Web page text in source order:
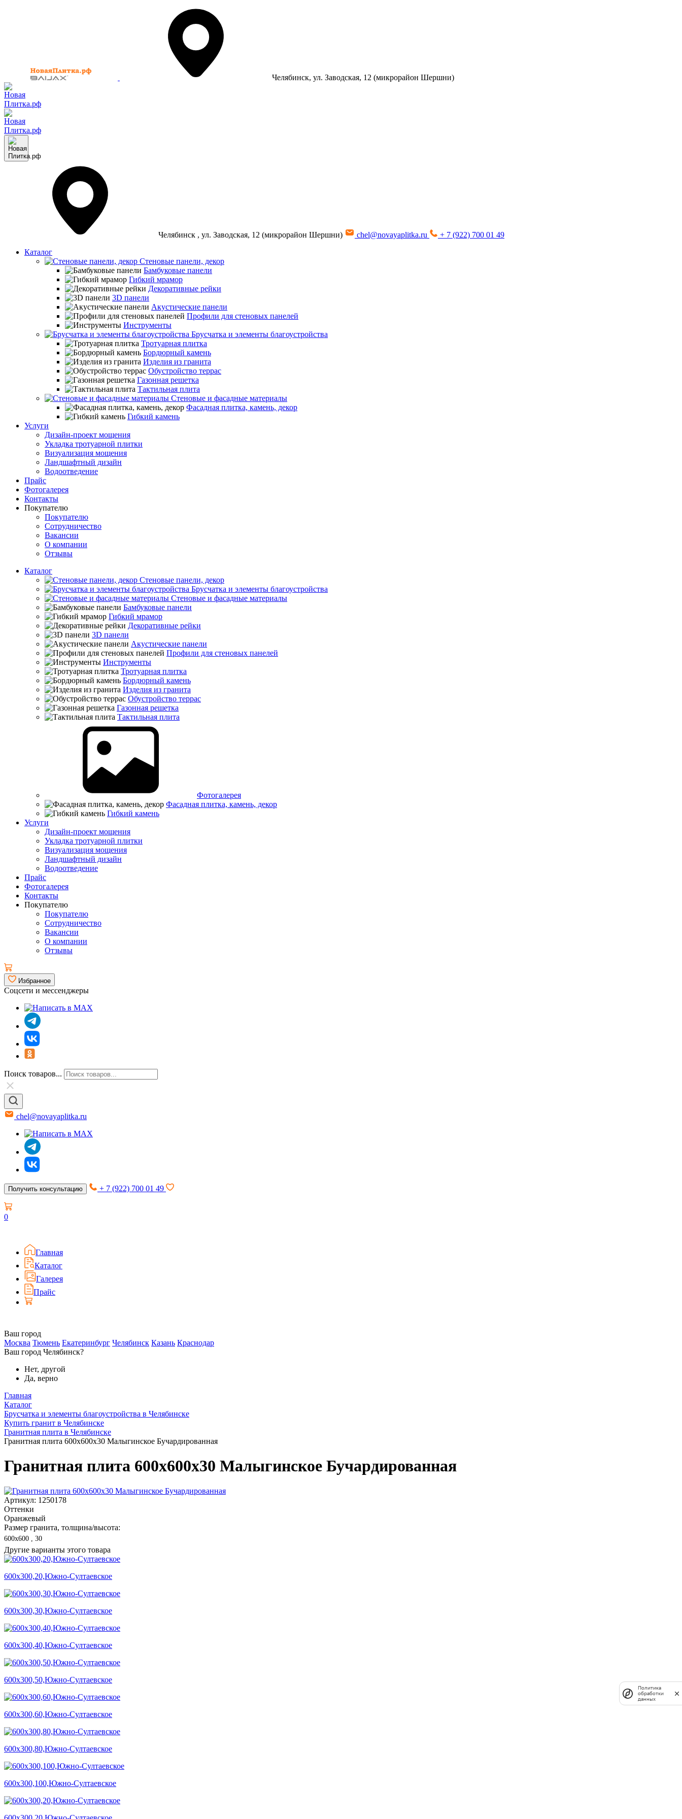
Челябинск, ул. Заводская, 12 (микрорайон Шершни)
Челябинск , ул. Заводская, 12 (микрорайон Шершни) chel@novayaplitka.ru
+ 7 (922) 700 01 49
Каталог
Стеновые панели, декор
Бамбуковые панели
Гибкий мрамор
Декоративные рейки
3D панели
Акустические панели
Профили для стеновых панелей
Инструменты
Брусчатка и элементы благоустройства
Тротуарная плитка
Бордюрный камень
Изделия из гранита
Обустройство террас
Газонная решетка
Тактильная плита
Стеновые и фасадные материалы
Фасадная плитка, камень, декор
Гибкий камень
Услуги
Дизайн-проект мощения
Укладка тротуарной плитки
Визуализация мощения
Ландшафтный дизайн
Водоотведение
Прайс
Фотогалерея
Контакты
Покупателю
Покупателю
Сотрудничество
Вакансии
О компании
Отзывы
Каталог
Стеновые панели, декор
Брусчатка и элементы благоустройства
Стеновые и фасадные материалы
Бамбуковые панели
Гибкий мрамор
Декоративные рейки
3D панели
Акустические панели
Профили для стеновых панелей
Инструменты
Тротуарная плитка
Бордюрный камень
Изделия из гранита
Обустройство террас
Газонная решетка
Тактильная плита
Фотогалерея
Фасадная плитка, камень, декор
Гибкий камень
Услуги
Дизайн-проект мощения
Укладка тротуарной плитки
Визуализация мощения
Ландшафтный дизайн
Водоотведение
Прайс
Фотогалерея
Контакты
Покупателю
Покупателю
Сотрудничество
Вакансии
О компании
Отзывы
Избранное
Соцсети и мессенджеры
Поиск товаров...
chel@novayaplitka.ru
Получить консультацию + 7 (922) 700 01 49
0
Главная
Каталог
Галерея
Прайс
Ваш город
Москва Тюмень Екатеринбург Челябинск Казань Краснодар
Ваш город Челябинск?
Нет, другой
Да, верно
Главная
Каталог
Брусчатка и элементы благоустройства в Челябинске
Купить гранит в Челябинске
Гранитная плита в Челябинске
Гранитная плита 600х600x30 Малыгинское Бучардированная
Гранитная плита 600х600x30 Малыгинское Бучардированная
Артикул: 1250178
Оттенки
Оранжевый
Размер гранита, толщина/высота:
600х600 , 30
Другие варианты этого товара
600х300,20,Южно-Султаевское
600х300,30,Южно-Султаевское
600х300,40,Южно-Султаевское
600х300,50,Южно-Султаевское
600х300,60,Южно-Султаевское
600х300,80,Южно-Султаевское
600х300,100,Южно-Султаевское
Политика
обработки
данных